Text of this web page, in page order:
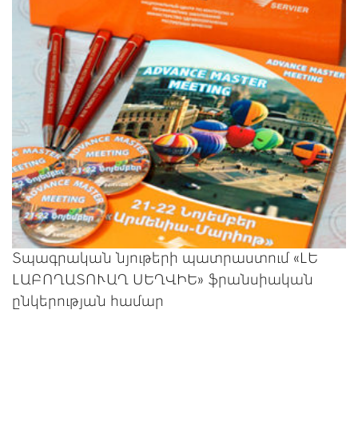
Տպագրական նյութերի պատրաստում «ԼԵ
ԼԱԲՈՂԱՏՈՒԱՂ ՍԵՂՎԻԵ» ֆրանսիական
ընկերության համար